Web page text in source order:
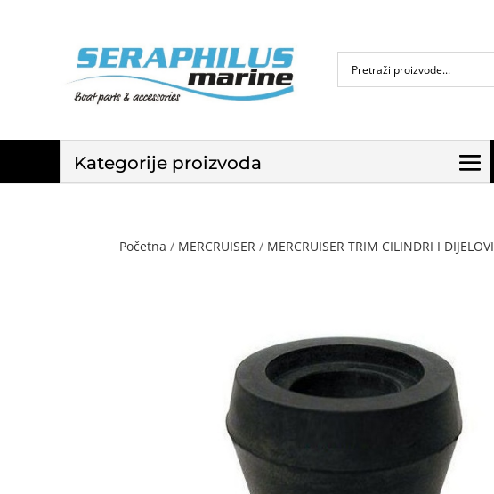
Kategorije proizvoda
Početna / MERCRUISER / MERCRUISER TRIM CILINDRI I DIJELOVI